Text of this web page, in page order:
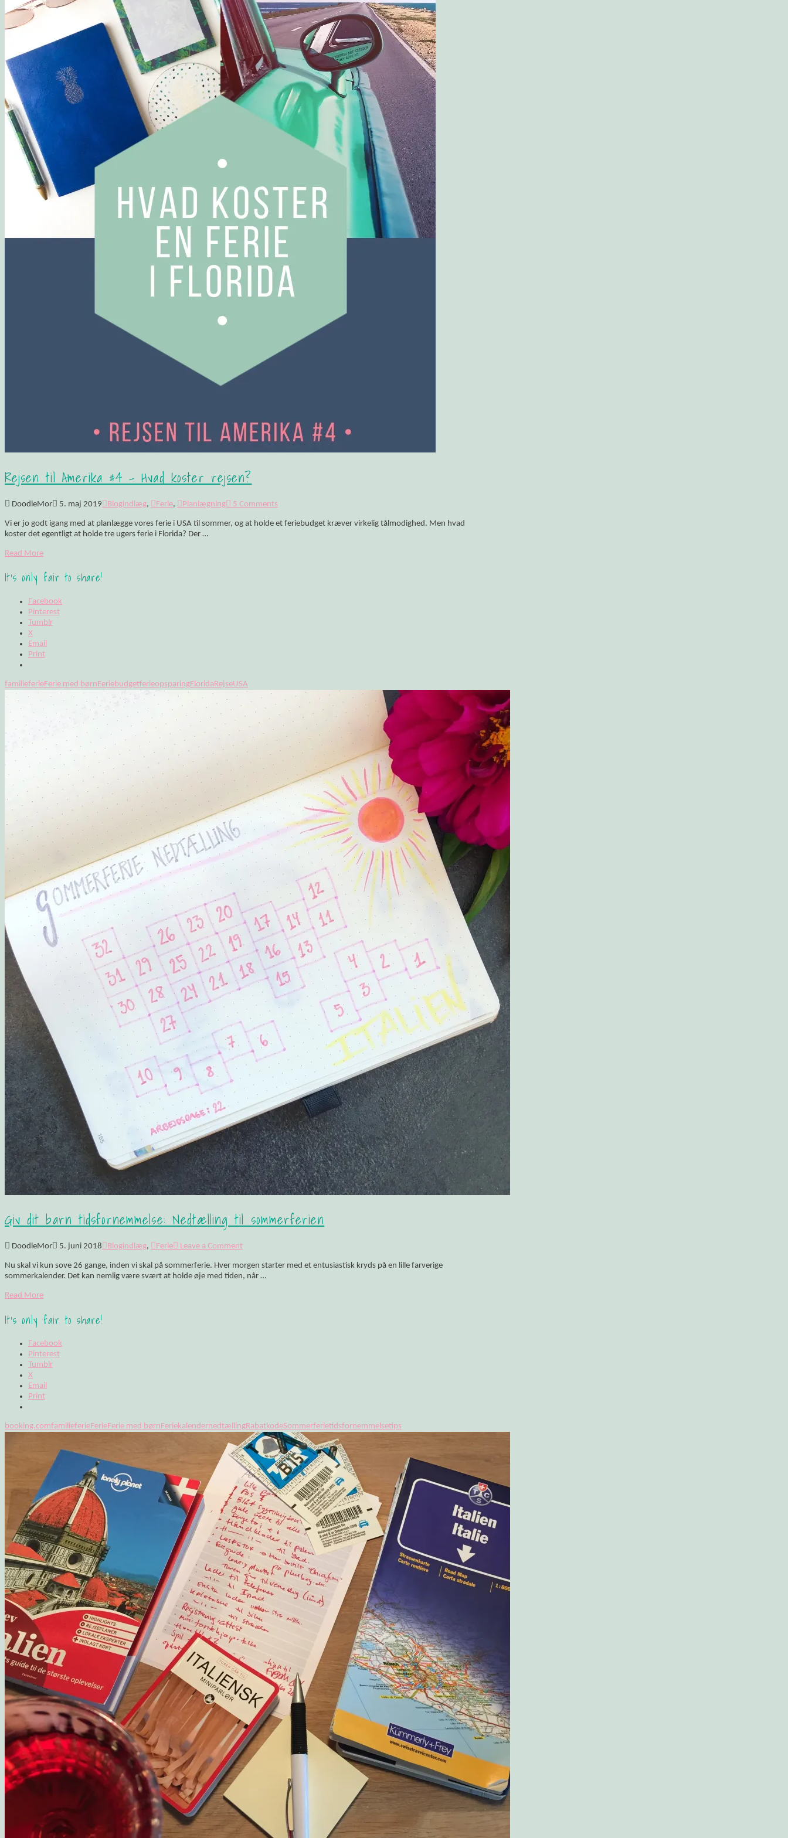
Opskrift på kransekage
Opskrift: Saftige “romkugler”, der overholder sukkerpolitikken!
Fluffy søndagspandekager med blåbærsylt
Opskrift: Fastelavnsboller med hindbærskum
Gemalens Kager – Galleri
Nyhedsbrev
Om mig
Mine foretrukne webshops
Samarbejde
Workshop: Planlæg en børnefødselsdag
Blog
Kategorier
Madværksted
Opskrift: Sommersalat med røget laks og friske hindbær!
Opskrift: Mormors fødselsdagsboller
Gæsternes yndlings sommerkage
Madværkstedet: Frokostbuffet med farverige salater og grillet kylling
Opskrift: Luksusagtig brunsviger
Opskrift: Saftige “romkugler”, der overholder sukkerpolitikken!
Opskrift: Fastelavnsboller med hindbærskum
Gemalens Kager – Galleri
Rejsen til Amerika #4 – Hvad koster rejsen?
DoodleMor 5. maj 2019 Blogindlæg, Ferie, Planlægning 5 Comments
Vi er jo godt igang med at planlægge vores ferie i USA til sommer, og at holde et feriebudget kræver virkelig tålmodighed. Men hvad
koster det egentligt at holde tre ugers ferie i Florida? Der …
Read More
It's only fair to share!
Facebook
Pinterest
Tumblr
X
Email
Print
familieferieFerie med børnFeriebudgetferieopsparingFloridaRejseUSA
Giv dit barn tidsfornemmelse: Nedtælling til sommerferien
DoodleMor 5. juni 2018 Blogindlæg, Ferie Leave a Comment
Nu skal vi kun sove 26 gange, inden vi skal på sommerferie. Hver morgen starter med et entusiastisk kryds på en lille farverige
sommerkalender. Det kan nemlig være svært at holde øje med tiden, når …
Read More
It's only fair to share!
Facebook
Pinterest
Tumblr
X
Email
Print
booking.comfamilieferieFerieFerie med børnFeriekalendernedtællingRabatkodeSommerferietidsfornemmelsetips